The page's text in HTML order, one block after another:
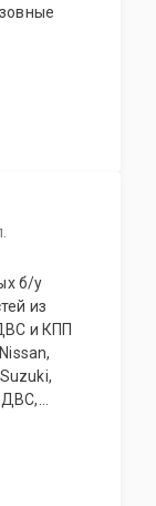
б/у
из
и КПП
ДВС,
и